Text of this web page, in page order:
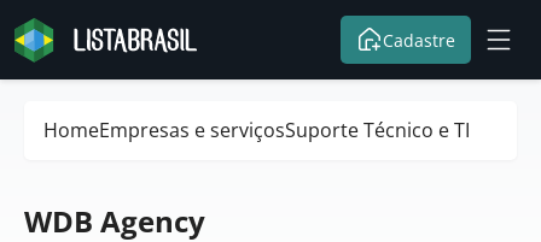
Cadastre
HomeEmpresas e serviçosSuporte Técnico e TI
WDB Agency